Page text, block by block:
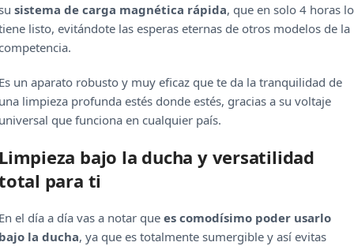
sistema de carga magnética rápida, que en solo 4 horas lo
listo, evitándote las esperas eternas de otros modelos de la
un aparato robusto y muy eficaz que te da la tranquilidad de
limpieza profunda estés donde estés, gracias a su voltaje
que funciona en cualquier país.
bajo la ducha y versatilidad
para ti
el día a día vas a notar que es comodísimo poder usarlo
la ducha, ya que es totalmente sumergible y así evitas